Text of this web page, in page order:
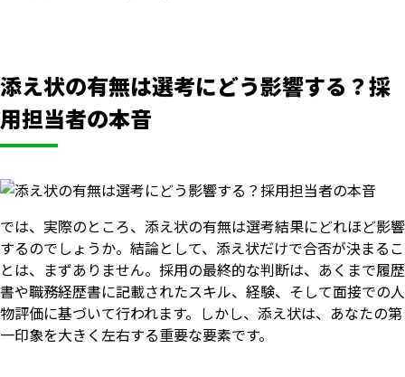
添え状の有無は選考にどう影響する？採
用担当者の本音
では、実際のところ、添え状の有無は選考結果にどれほど影響
するのでしょうか。結論として、添え状だけで合否が決まるこ
とは、まずありません。採用の最終的な判断は、あくまで履歴
書や職務経歴書に記載されたスキル、経験、そして面接での人
物評価に基づいて行われます。しかし、添え状は、あなたの第
一印象を大きく左右する重要な要素です。